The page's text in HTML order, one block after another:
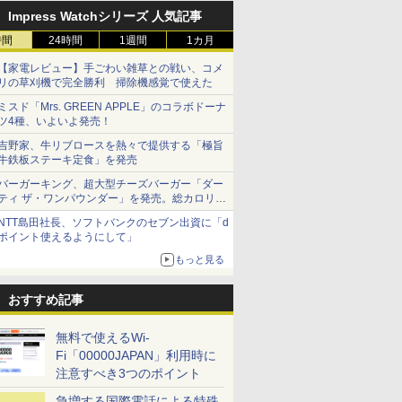
Impress Watchシリーズ 人気記事
24時間 1週間 1カ月
家電レビュー】手ごわい雑草との戦い、コメ
の草刈機で完全勝利 掃除機感覚で使えた
スド「Mrs. GREEN APPLE」のコラボドーナ
4種、いよいよ発売！
野家、牛リブロースを熱々で提供する「極旨
鉄板ステーキ定食」を発売
ーガーキング、超大型チーズバーガー「ダー
ィ ザ・ワンパウンダー」を発売。総カロリー
1656kcal、総重量約527g！
島田社長、ソフトバンクのセブン出資に「d
イント使えるようにして」
もっと見る
おすすめ記事
無料で使えるWi-
Fi「00000JAPAN」利用時に
注意すべき3つのポイント